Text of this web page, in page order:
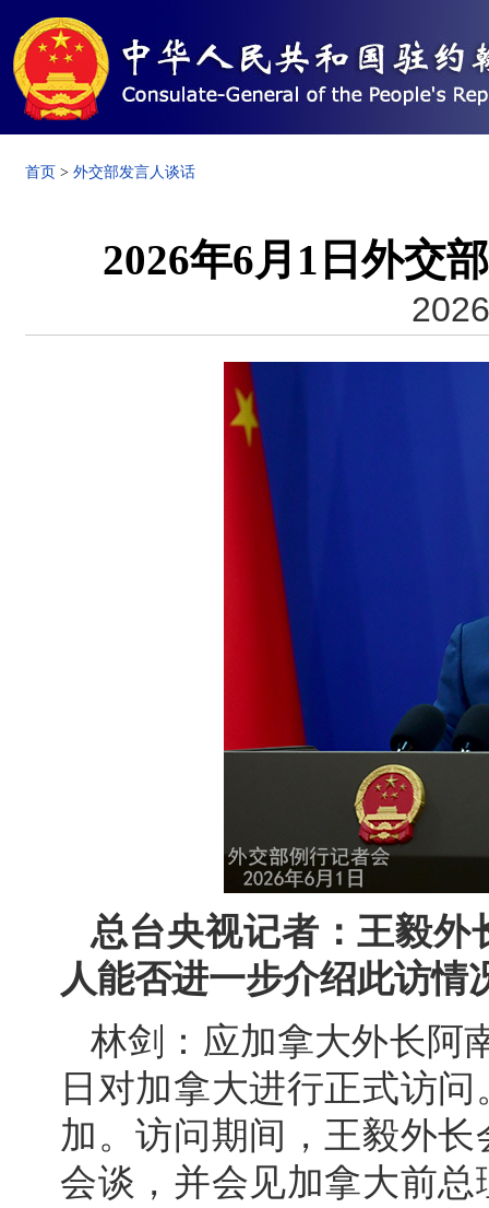
首页 > 外交部发言人谈话
2026年6月1日外交
总台央视记者：王毅外
人能否进一步介绍此访情
林剑：应加拿大外长阿
日对加拿大进行正式访
加。访问期间，王毅外
会谈，并会见加拿大前